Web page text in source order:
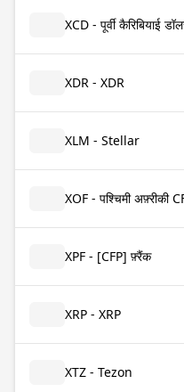
XCD - पूर्वी कैरिबियाई
XDR - XDR
XLM - Stellar
XOF - पश्चिमी अफ़्रीकी
XPF - [CFP] फ़्रैंक
XRP - XRP
XTZ - Tezon